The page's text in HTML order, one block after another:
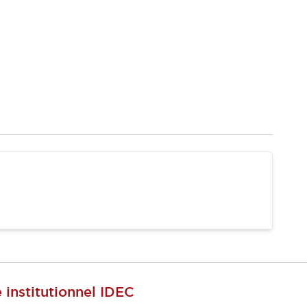
institutionnel IDEC